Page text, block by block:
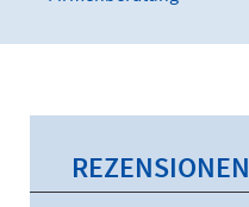
REZENSIONEN